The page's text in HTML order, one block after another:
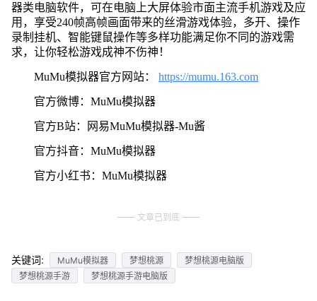
器类电脑软件，可在电脑上大屏体验市面主流手机游戏及应
用，享受240帧高帧画面带来的丝滑游戏体验，多开、操作
录制挂机、智能键鼠操作等多样功能满足你不同的游戏需
求，让你轻松游戏成神不伤神！
MuMu模拟器官方网站： https://mumu.163.com
官方微博：MuMu模拟器
官方B站：网易MuMu模拟器-Mu酱
官方抖音：MuMu模拟器
官方小红书：MuMu模拟器
文章已到底
关键词: MuMu模拟器 梦想桃源
梦想桃源电脑版
梦想桃源手游
梦想桃源手游电脑版